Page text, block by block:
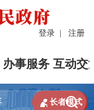
登录 | 注册
办事服务 互动交

 长者模式